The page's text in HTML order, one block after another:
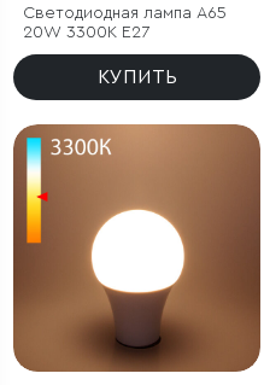
Светодиодная лампа А65
20W 3300K E27
КУПИТЬ